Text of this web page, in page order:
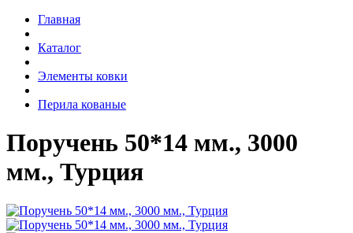
Главная
Каталог
Элементы ковки
Перила кованые
Поручень 50*14 мм., 3000
мм., Турция